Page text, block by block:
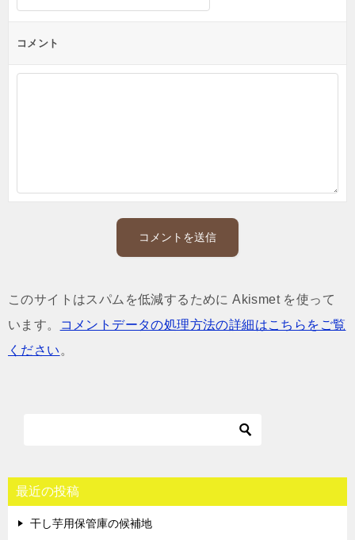
コメント
このサイトはスパムを低減するために Akismet を使って
います。
コメントデータの処理方法の詳細はこちらをご覧
ください 。
最近の投稿
干し芋用保管庫の候補地